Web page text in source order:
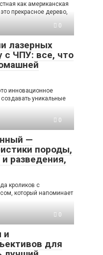
как американская
прекрасное дерево,
0
лазерных
с ЧПУ: все, что
инновационное
создавать уникальные
0
—
породы,
разведения,
кроликов с
который напоминает
0
и
для